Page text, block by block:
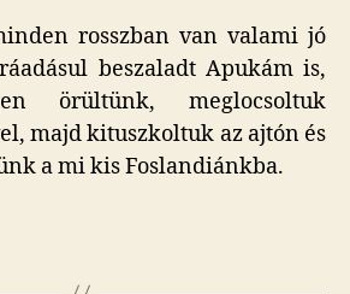
rosszban van valami jó
beszaladt Apukám is,
örültünk, meglocsoltuk
majd kituszkoltuk az ajtón és
a mi kis Foslandiánkba.